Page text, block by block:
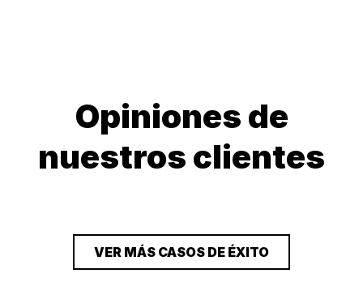
Opiniones de
nuestros clientes
VER MÁS CASOS DE ÉXITO